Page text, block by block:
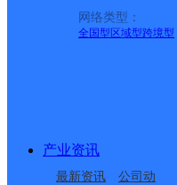
网络类型：
全国型 区域型跨境型
产业资讯
最新资讯
公司动
路，祝融
气体（合
安徽瑞瑶
司，合肥